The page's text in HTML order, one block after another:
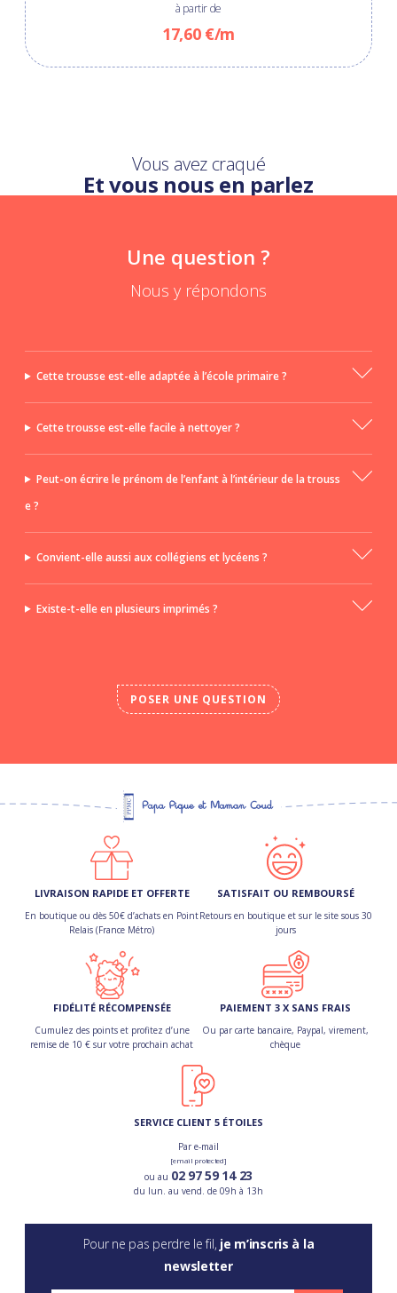
à partir de
17,60 €/m
Vous avez craqué
Et vous nous en parlez
Une question ?
Nous y répondons
Cette trousse est-elle adaptée à l’école primaire ?
Cette trousse est-elle facile à nettoyer ?
Peut-on écrire le prénom de l’enfant à l’intérieur de la trouss
e ?
Convient-elle aussi aux collégiens et lycéens ?
Existe-t-elle en plusieurs imprimés ?
POSER UNE QUESTION
LIVRAISON RAPIDE ET OFFERTE
En boutique ou dès 50€ d’achats en Point
Relais (France Métro)
SATISFAIT OU REMBOURSÉ
Retours en boutique et sur le site sous 30
jours
FIDÉLITÉ RÉCOMPENSÉE
Cumulez des points et profitez d’une
remise de 10 € sur votre prochain achat
PAIEMENT 3 X SANS FRAIS
Ou par carte bancaire, Paypal, virement,
chèque
SERVICE CLIENT 5 ÉTOILES
Par e-mail
[email protected]
ou au 02 97 59 14 23
du lun. au vend. de 09h à 13h
Pour ne pas perdre le fil, je m’inscris à la
newsletter